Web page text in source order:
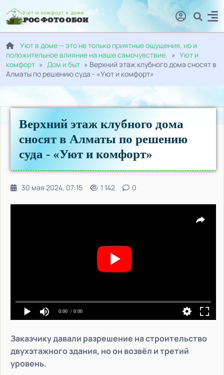
Уют в доме — это не только приятные ощущения, но и
положительное влияние на наше самочувствие. » Уют и
комфорт » Дом и быт » Верхний этаж клубного дома сносят в
Алматы по решению суда - «Уют и комфорт»
Верхний этаж клубного дома
сносят в Алматы по решению
суда - «Уют и комфорт»
30 мая 2024, 07:15 1 142 0
0:00 / 0:00
Заказчику давали разрешение на строительство
двухэтажного здания, но он возвёл и третий
уровень.